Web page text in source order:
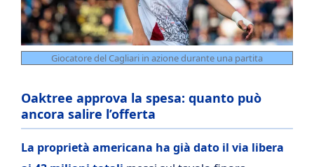
Giocatore del Cagliari in azione durante una partita
Oaktree approva la spesa: quanto può
ancora salire l’offerta
La proprietà americana ha già dato il via libera